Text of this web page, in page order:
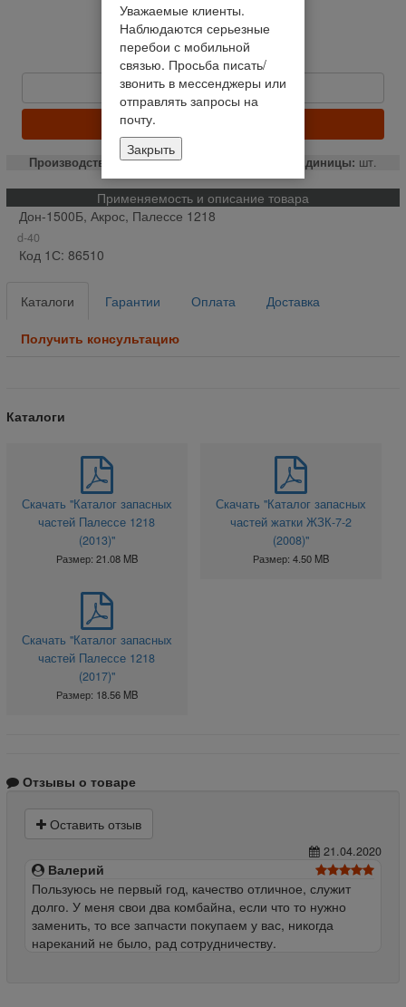
На складе
Отправим сегодня до 14:00
14 615,38 руб
Быстрый заказ
Производство: РСМ Единицы: шт.
Применяемость и описание товара
Дон-1500Б, Акрос, Палессе 1218
d-40
Код 1С: 86510
Каталоги Гарантии Оплата Доставка
Получить консультацию
Каталоги
Скачать "Каталог запасных
частей Палессе 1218
(2013)"
Размер: 21.08 MB
Скачать "Каталог запасных
частей жатки ЖЗК-7-2
(2008)"
Размер: 4.50 MB
Скачать "Каталог запасных
частей Палессе 1218
(2017)"
Размер: 18.56 MB
Отзывы о товаре
Оставить отзыв
21.04.2020
Валерий
Пользуюсь не первый год, качество отличное, служит
долго. У меня свои два комбайна, если что то нужно
заменить, то все запчасти покупаем у вас, никогда
нареканий не было, рад сотрудничеству.
Уважаемые клиенты.
Наблюдаются серьезные
перебои с мобильной
связью. Просьба писать/
звонить в мессенджеры или
отправлять запросы на
почту.
Закрыть